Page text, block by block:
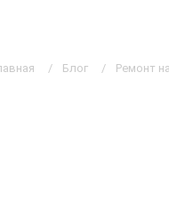
Блог Ремонт